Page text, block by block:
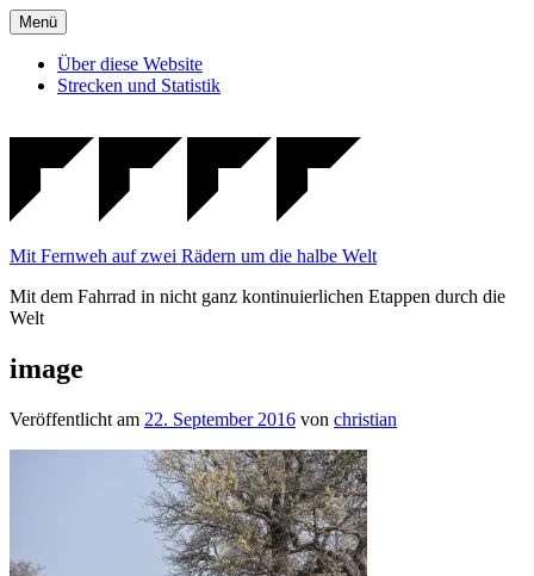
Zum
Inhalt
springen
Menü
Über diese Website
Strecken und Statistik
Mit Fernweh auf zwei Rädern um die halbe Welt
Mit dem Fahrrad in nicht ganz kontinuierlichen Etappen durch die
Welt
image
Veröffentlicht am 22. September 2016 von christian